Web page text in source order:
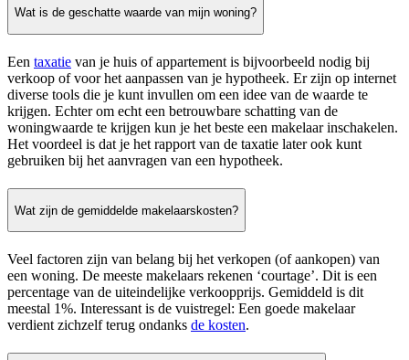
Wat is de geschatte waarde van mijn woning?
Een taxatie van je huis of appartement is bijvoorbeeld nodig bij
verkoop of voor het aanpassen van je hypotheek. Er zijn op internet
diverse tools die je kunt invullen om een idee van de waarde te
krijgen. Echter om echt een betrouwbare schatting van de
woningwaarde te krijgen kun je het beste een makelaar inschakelen.
Het voordeel is dat je het rapport van de taxatie later ook kunt
gebruiken bij het aanvragen van een hypotheek.
Wat zijn de gemiddelde makelaarskosten?
Veel factoren zijn van belang bij het verkopen (of aankopen) van
een woning. De meeste makelaars rekenen ‘courtage’. Dit is een
percentage van de uiteindelijke verkoopprijs. Gemiddeld is dit
meestal 1%. Interessant is de vuistregel: Een goede makelaar
verdient zichzelf terug ondanks de kosten.